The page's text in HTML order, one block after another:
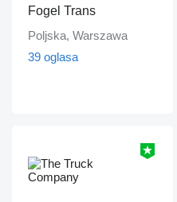
Fogel Trans
Poljska, Warszawa
39 oglasa